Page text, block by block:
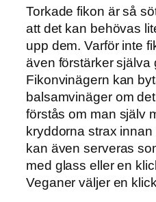
Torkade fikon är så
att det kan behövas
upp dem. Varför inte
även förstärker själva
Fikonvinägern kan
balsamvinäger om
förstås om man själv
kryddorna strax
kan även serveras
med glass eller en
Veganer väljer en